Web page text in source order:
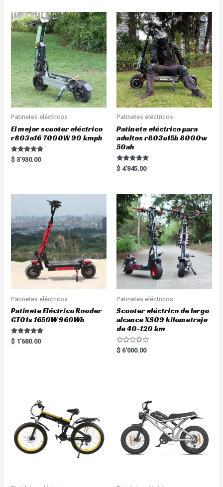
Patinetes eléctricos
El mejor scooter eléctrico
r803o16 7000W 90 kmph
Rated
5.00
$ 3'930.00
Patinetes eléctricos
Patinete eléctrico para
adultos r803o15b 8000w
50ah
Rated
5.00
$ 4'845.00
Patinetes eléctricos
Patinete Eléctrico Rooder
GT01s 1650W 960Wh
Rated
5.00
$ 1'680.00
Patinetes eléctricos
Scooter eléctrico de largo
alcance XS09 kilometraje
de 40-120 km
R
a
$ 6'000.00